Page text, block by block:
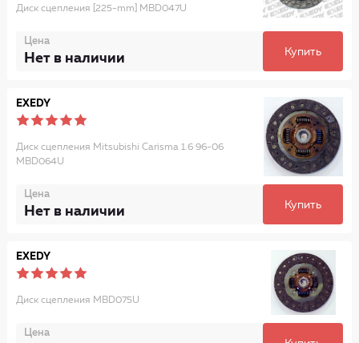
Диск сцепления [225-mm] MBD047U
Цена
Нет в наличии Купить
EXEDY
Диск сцепления Mitsubishi Carisma 1.6 96-06
MBD064U
Цена
Нет в наличии Купить
EXEDY
Диск сцепления MBD075U
Цена